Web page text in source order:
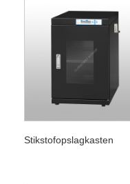
Stikstofopslagkasten